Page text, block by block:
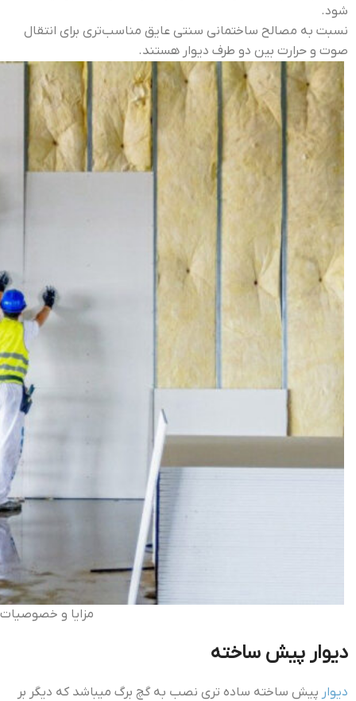
شود.
نسبت به مصالح ساختمانی سنتی عایق مناسب‌تری برای انتقال
صوت و حرارت بین دو طرف دیوار هستند.
مزایا و
دیوار پیش ساخته
دیوار پیش ساخته ساده تری نصب به گچ برگ میباشد که دیگر بر